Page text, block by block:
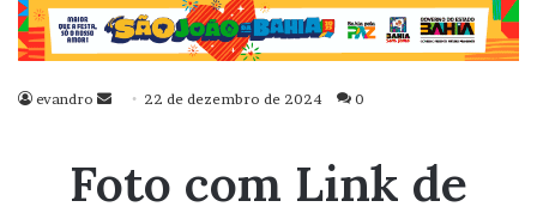
evandro
Mande
mail
22 de dezembro de 2024 0
Foto com Link de